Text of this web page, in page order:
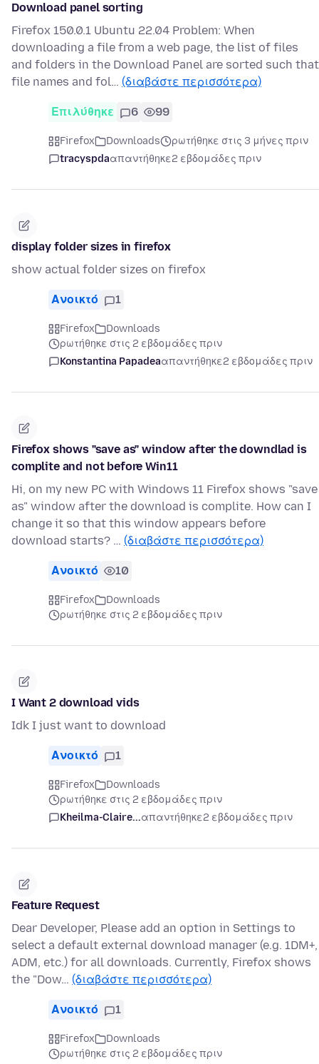
Download panel sorting
Firefox 150.0.1 Ubuntu 22.04 Problem: When
downloading a file from a web page, the list of files
and folders in the Download Panel are sorted such that
file names and fol… (διαβάστε περισσότερα)
Επιλύθηκε 6 99
Firefox Downloads
ρωτήθηκε στις 3 μήνες πριν
tracyspdaαπαντήθηκε2 εβδομάδες πριν
display folder sizes in firefox
show actual folder sizes on firefox
Ανοικτό 1
Firefox
Downloads
ρωτήθηκε στις 2 εβδομάδες πριν
Konstantina Papadeaαπαντήθηκε2 εβδομάδες πριν
Firefox shows "save as" window after the downdlad is
complite and not before Win11
Hi, on my new PC with Windows 11 Firefox shows "save
as" window after the download is complite. How can I
change it so that this window appears before
download starts? … (διαβάστε περισσότερα)
Ανοικτό 10
Firefox
Downloads
ρωτήθηκε στις 2 εβδομάδες πριν
I Want 2 download vids
Idk I just want to download
Ανοικτό 1
Firefox
Downloads
ρωτήθηκε στις 2 εβδομάδες πριν
Kheilma-Claire...απαντήθηκε2 εβδομάδες πριν
Feature Request
Dear Developer, Please add an option in Settings to
select a default external download manager (e.g. 1DM+,
ADM, etc.) for all downloads. Currently, Firefox shows
the "Dow… (διαβάστε περισσότερα)
Ανοικτό 1
Firefox
Downloads
ρωτήθηκε στις 2 εβδομάδες πριν